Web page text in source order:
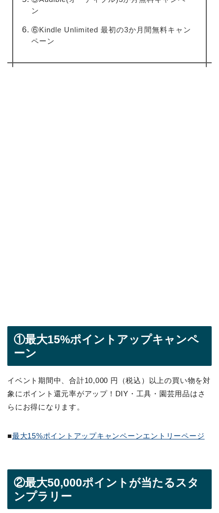
ン
⑥Kindle Unlimited 最初の3か月間無料キャン
ペーン
①最大15%ポイントアップキャンペ
ーン
イベント期間中、合計10,000 円（税込）以上の買い物を対
象にポイント還元率がアップ！DIY・工具・園芸用品はさ
らにお得になります。
■最大15%ポイントアップキャンペーンエントリーページ
②最大50,000ポイントが当たるスタ
ンプラリー